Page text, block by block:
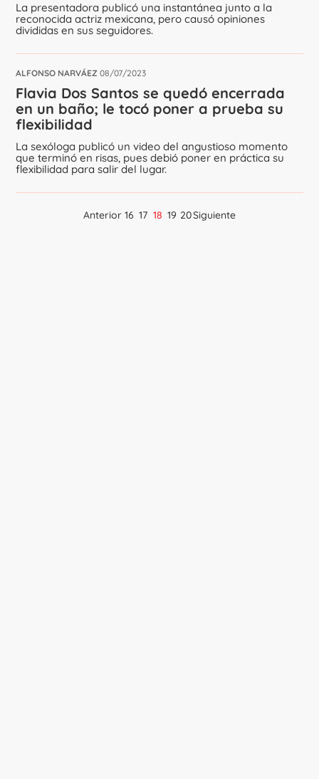
La presentadora publicó una instantánea junto a la
reconocida actriz mexicana, pero causó opiniones
divididas en sus seguidores.
ALFONSO NARVÁEZ 08/07/2023
Flavia Dos Santos se quedó encerrada
en un baño; le tocó poner a prueba su
flexibilidad
La sexóloga publicó un video del angustioso momento
que terminó en risas, pues debió poner en práctica su
flexibilidad para salir del lugar.
Anterior 16 17 18 19 20Siguiente